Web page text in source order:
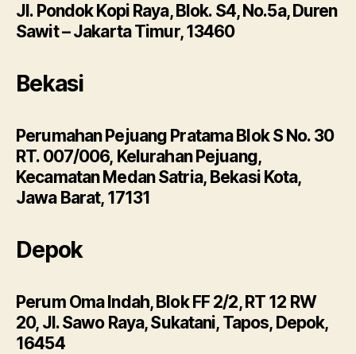
Jl. Pondok Kopi Raya, Blok. S4, No.5a, Duren
Sawit – Jakarta Timur, 13460
Bekasi
Perumahan Pejuang Pratama Blok S No. 30
RT. 007/006, Kelurahan Pejuang,
Kecamatan Medan Satria, Bekasi Kota,
Jawa Barat, 17131
Depok
Perum Oma Indah, Blok FF 2/2, RT 12 RW
20, Jl. Sawo Raya, Sukatani, Tapos, Depok,
16454